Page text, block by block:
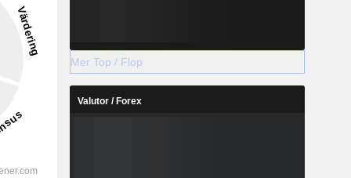
Mer Top / Flop
Valutor / Forex